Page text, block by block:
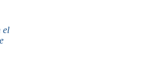
el